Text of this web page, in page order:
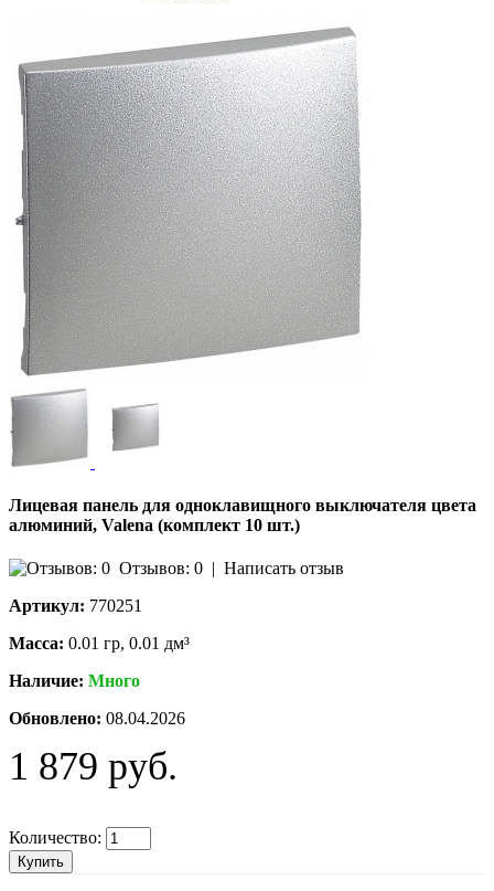
Лицевая панель для одноклавищного выключателя цвета
алюминий, Valena (комплект 10 шт.)
Отзывов: 0
Написать отзыв
Артикул: 770251
Масса: 0.01 гр, 0.01 дм³
Наличие: Много
Обновлено: 08.04.2026
1 879 руб.
Количество:
Купить